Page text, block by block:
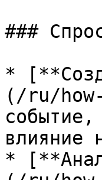
###
*
(/ru/
влияние
*